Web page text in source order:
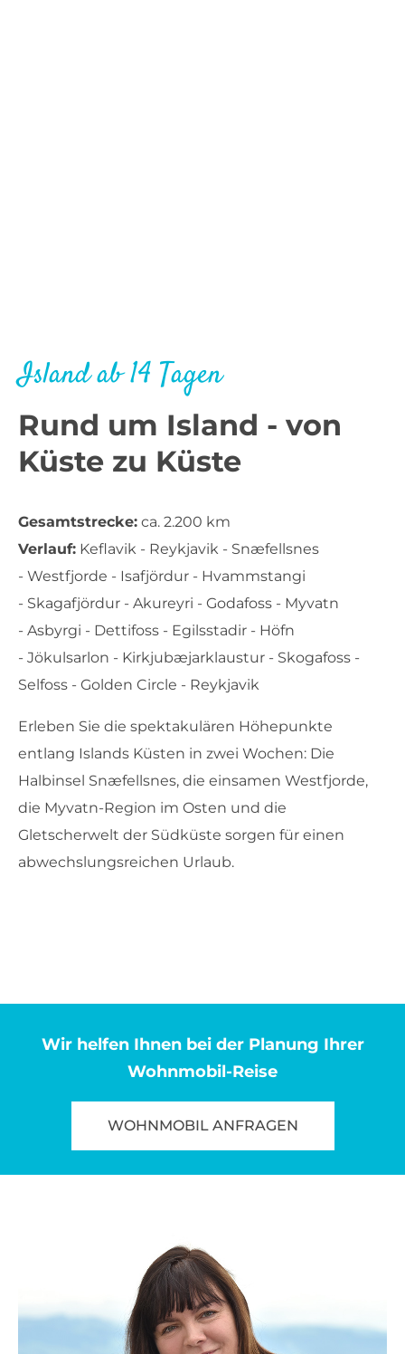
Island ab 14 Tagen
Rund um Island - von
Küste zu Küste
Gesamtstrecke: ca. 2.200 km
Verlauf: Keflavik - Reykjavik - Snæfellsnes
- Westfjorde - Isafjördur - Hvammstangi
- Skagafjördur - Akureyri - Godafoss - Myvatn
- Asbyrgi - Dettifoss - Egilsstadir - Höfn
- Jökulsarlon - Kirkjubæjarklaustur - Skogafoss -
Selfoss - Golden Circle - Reykjavik
Erleben Sie die spektakulären Höhepunkte
entlang Islands Küsten in zwei Wochen: Die
Halbinsel Snæfellsnes, die einsamen Westfjorde,
die Myvatn-Region im Osten und die
Gletscherwelt der Südküste sorgen für einen
abwechslungsreichen Urlaub.
Wir helfen Ihnen bei der Planung Ihrer
Wohnmobil-Reise
WOHNMOBIL ANFRAGEN